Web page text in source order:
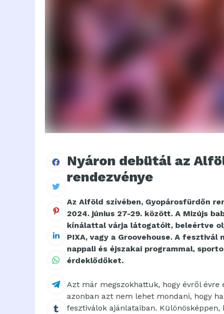
Nyáron debütál az
rendezvénye
Az Alföld szívében, Gyopárosfürdőn
2024. június 27-29. között. A Mizújs
kínálattal várja látogatóit, beleértve
PIXA, vagy a Groovehouse. A
nappali és éjszakai programmal,
érdeklődőket.
Azt már megszokhattuk, hogy évről
azonban azt nem lehet mondani, hogy
fesztiválok ajánlataiban.